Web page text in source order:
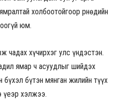
холбоотойгоор Өрнөдийн
юм.
чадах хүчирхэг улс үндэстэн.
ямар ч асуудлыг шийдэх
бүхэл бүтэн мянган жилийн түүх
үеэр хэлжээ.